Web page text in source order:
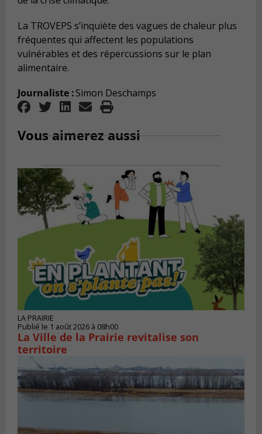
La TROVEPS s’inquiète des vagues de chaleur plus
fréquentes qui affectent les populations
vulnérables et des répercussions sur le plan
alimentaire.
Journaliste :Simon Deschamps
Vous aimerez aussi
LA PRAIRIE
Publié le 1 août 2026 à 08h00
La Ville de la Prairie revitalise son
territoire